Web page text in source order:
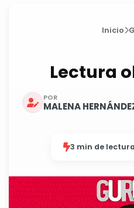
Inicio
Lectura
POR
MALENA
3 min de lectura